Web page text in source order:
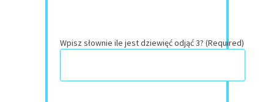
Wpisz słownie ile jest dziewięć odjąć 3? (Required)